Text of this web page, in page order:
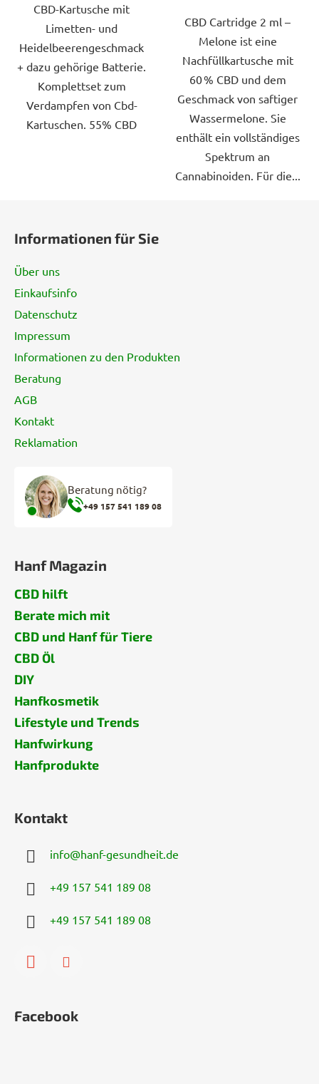
Sternen.
CBD-Kartusche mit
Limetten- und
Heidelbeerengeschmack
+ dazu gehörige Batterie.
Komplettset zum
Verdampfen von Cbd-
Kartuschen. 55% CBD
CBD Cartridge 2 ml –
Melone ist eine
Nachfüllkartusche mit
60 % CBD und dem
Geschmack von saftiger
Wassermelone. Sie
enthält ein vollständiges
Spektrum an
Cannabinoiden. Für die...
Informationen für Sie
Über uns
Einkaufsinfo
Datenschutz
Impressum
Informationen zu den Produkten
Beratung
AGB
Kontakt
Reklamation
Beratung nötig?
+49 157 541 189 08
Hanf Magazin
CBD hilft
Berate mich mit
CBD und Hanf für Tiere
CBD Öl
DIY
Hanfkosmetik
Lifestyle und Trends
Hanfwirkung
Hanfprodukte
Kontakt
info@hanf-gesundheit.de
+49 157 541 189 08
+49 157 541 189 08
Facebook